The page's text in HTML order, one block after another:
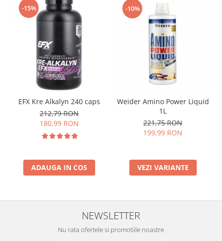
-15%
EFX Kre Alkalyn 240 caps
212,79 RON
180,99 RON
ADAUGA IN COS
-10%
Weider Amino Power Liquid
1L
221,75 RON
199,99 RON
VEZI VARIANTE
NEWSLETTER
Nu rata ofertele si promotiile noastre